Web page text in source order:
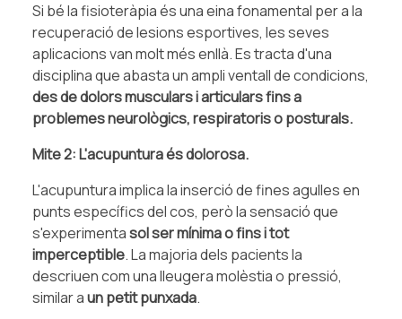
Si bé la fisioteràpia és una eina fonamental per a la
recuperació de lesions esportives, les seves
aplicacions van molt més enllà. Es tracta d'una
disciplina que abasta un ampli ventall de condicions,
des de dolors musculars i articulars fins a
problemes neurològics, respiratoris o posturals.
Mite 2: L'acupuntura és dolorosa.
L'acupuntura implica la inserció de fines agulles en
punts específics del cos, però la sensació que
s'experimentasol ser mínima o fins i tot
imperceptible. La majoria dels pacients la
descriuen com una lleugera molèstia o pressió,
similar aun petit punxada.